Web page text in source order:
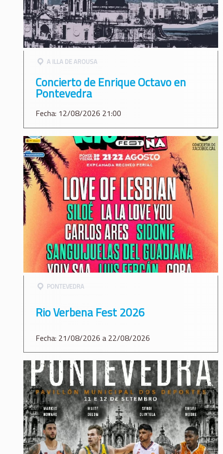
A ILLA DE AROUSA
Concierto de Enrique Octavo en
Pontevedra
Fecha: 12/08/2026 21:00
PONTEVEDRA
Rio Verbena Fest 2026
Fecha: 21/08/2026 a 22/08/2026